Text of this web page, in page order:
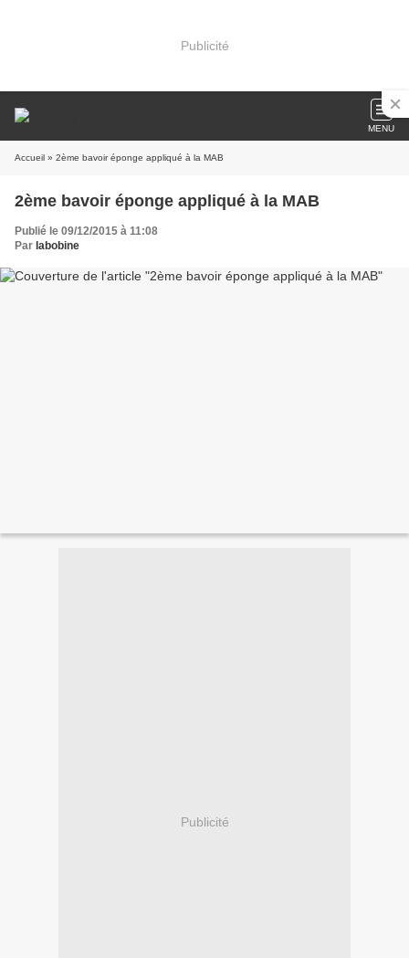
Publicité
MENU
Accueil » 2ème bavoir éponge appliqué à la MAB
2ème bavoir éponge appliqué à la MAB
Publié le 09/12/2015 à 11:08
Par labobine
Publicité